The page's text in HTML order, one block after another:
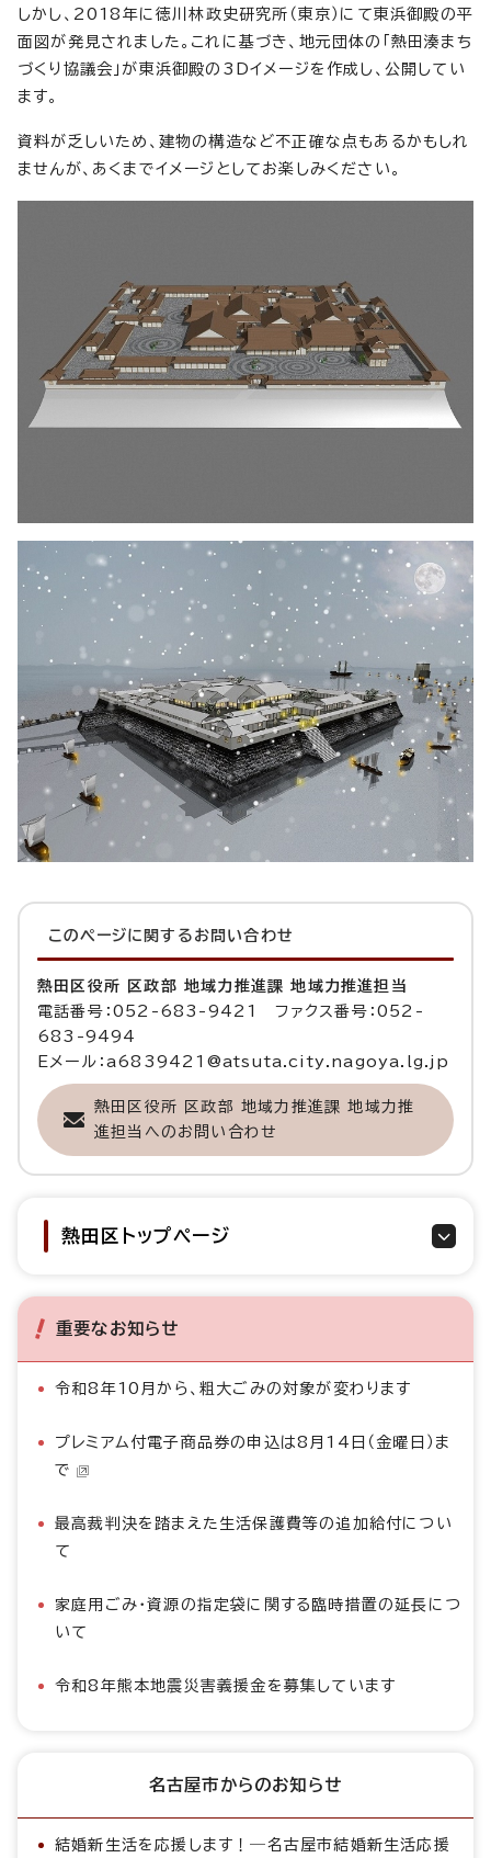
しかし、2018年に徳川林政史研究所（東京）にて東浜御殿の平
面図が発見されました。これに基づき、地元団体の「熱田湊まち
づくり協議会」が東浜御殿の3Dイメージを作成し、公開してい
ます。
資料が乏しいため、建物の構造など不正確な点もあるかもしれ
ませんが、あくまでイメージとしてお楽しみください。
このページに関する お問い合わせ
熱田区役所 区政部 地域力推進課 地域力推進担当
電話番号：052-683-9421 ファクス番号：052-
683-9494
Eメール：a6839421@atsuta.city.nagoya.lg.jp
熱田区役所 区政部 地域力推進課 地域力推
進担当へのお問い合わせ
熱田区トップページ
重要なお知らせ
令和8年10月から、粗大ごみの対象が変わります
プレミアム付電子商品券の申込は8月14日（金曜日）ま
で
最高裁判決を踏まえた生活保護費等の追加給付につい
て
家庭用ごみ・資源の指定袋に関する臨時措置の延長につ
いて
令和8年熊本地震災害義援金を募集しています
名古屋市からのお知らせ
結婚新生活を応援します！―名古屋市結婚新生活応援